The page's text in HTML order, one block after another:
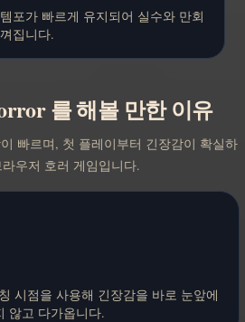
포가 빠르게 유지되어 실수와 만회
집니다.
를 해볼 만한 이유
빠르며, 첫 플레이부터 긴장감이 확실하
우저 호러 게임입니다.
시점을 사용해 긴장감을 바로 눈앞에
않고 다가옵니다.